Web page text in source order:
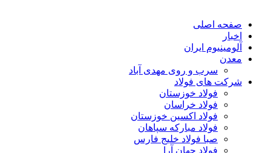
صفحه اصلی
اخبار
آلومینیوم ایران
معدن
سرب و روی مهدی آباد
شرکت های فولاد
فولاد خوزستان
فولاد خراسان
فولاد اکسین خوزستان
فولاد مبارکه سپاهان
صبا فولاد خلیج فارس
فولاد جهان آرا